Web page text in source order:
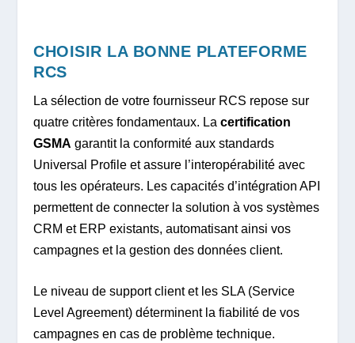
CHOISIR LA BONNE PLATEFORME
RCS
La sélection de votre fournisseur RCS repose sur
quatre critères fondamentaux. Lacertification
GSMA garantit la conformité aux standards
Universal Profile et assure l’interopérabilité avec
tous les opérateurs. Les capacités d’intégration API
permettent de connecter la solution à vos systèmes
CRM et ERP existants, automatisant ainsi vos
campagnes et la gestion des données client.
Le niveau de support client et les SLA (Service
Level Agreement) déterminent la fiabilité de vos
campagnes en cas de problème technique.